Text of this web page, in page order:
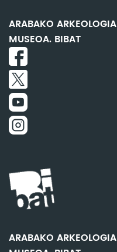
ARABAKO ARKEOLOGIA
MUSEOA. BIBAT
ARABAKO ARKEOLOGIA